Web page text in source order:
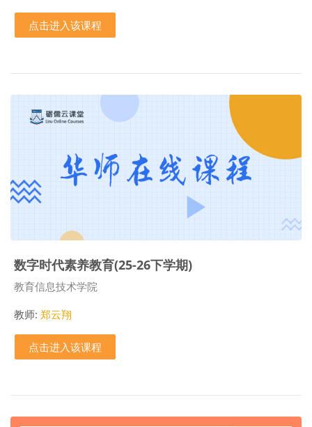
点击进入该课程
数字时代素养教育(25-26下学期)
课程类别
教育信息技术学院
教师: 郑云翔
点击进入该课程